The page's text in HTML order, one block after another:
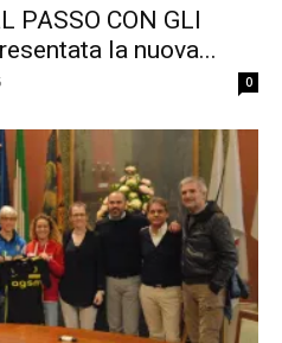
PASSO CON GLI
la nuova...
0